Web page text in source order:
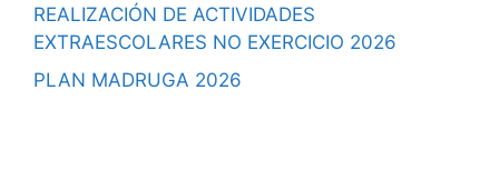
REALIZACIÓN DE ACTIVIDADES
EXTRAESCOLARES NO EXERCICIO 2026
PLAN MADRUGA 2026